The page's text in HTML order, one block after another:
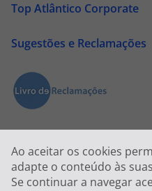
Ao aceitar os cookies
adapte o conteúdo às
Se continuar a navegar
Top Atlântico Corporate
Sugestões e Reclamações